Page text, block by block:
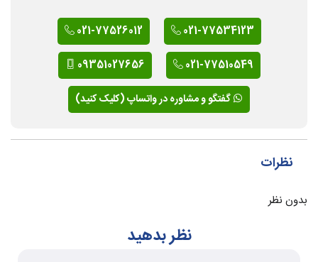
021-77534123
021-77526012
021-77510549
09351027656
گفتگو و مشاوره در واتساپ (کلیک کنید)
نظرات
بدون نظر
نظر بدهید